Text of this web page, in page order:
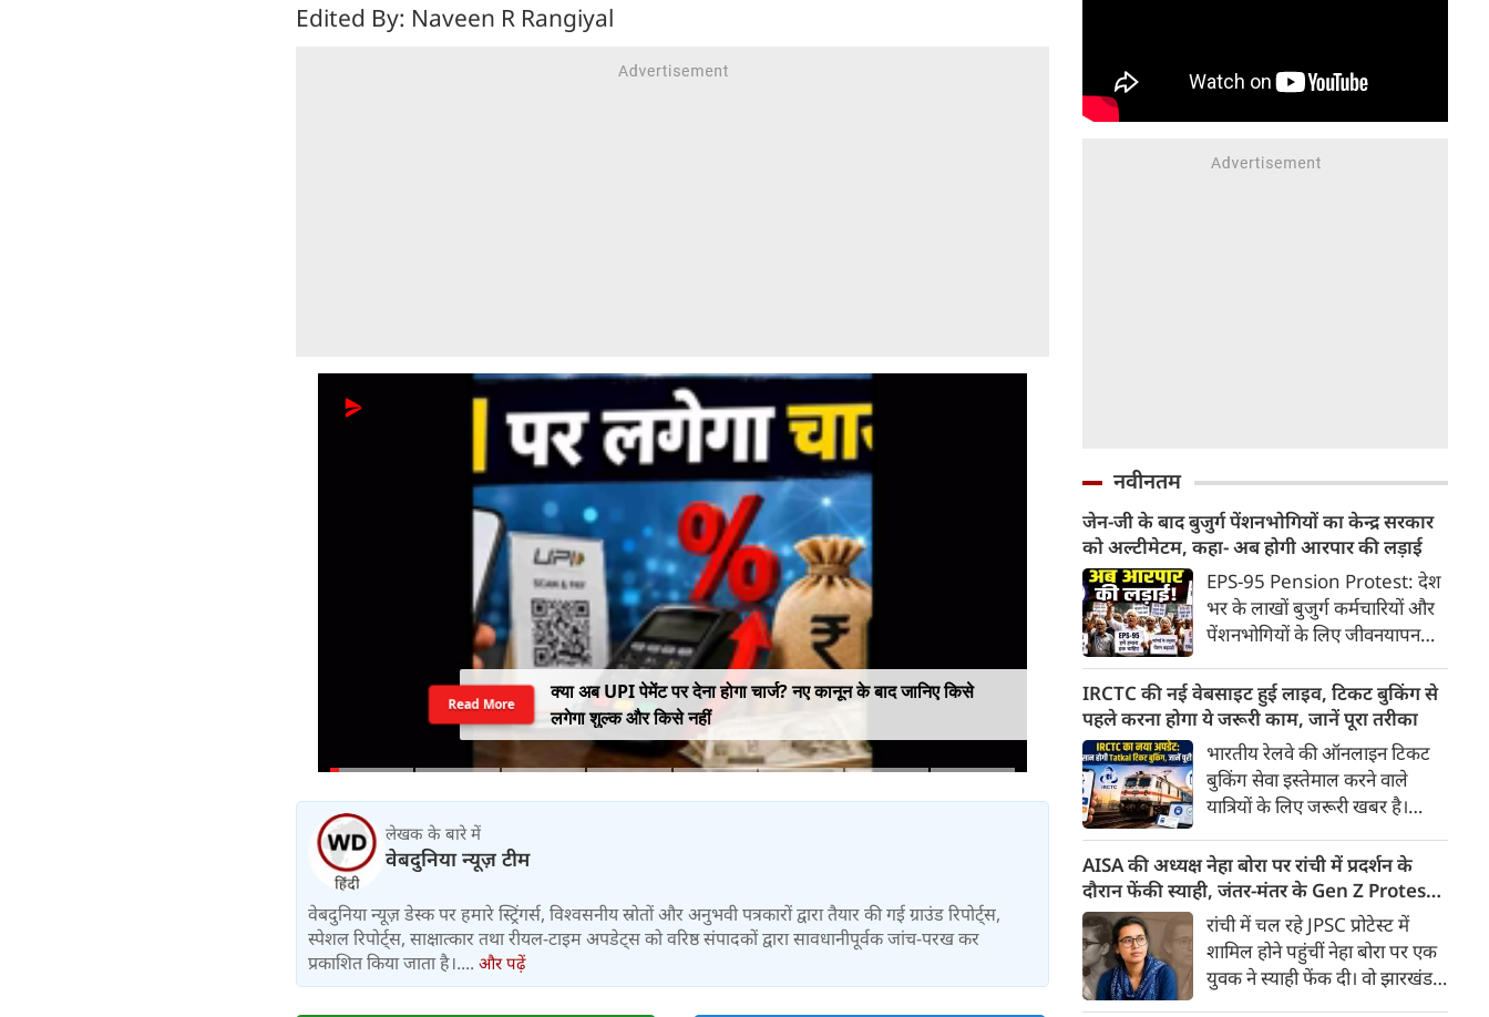
Edited By: Naveen R Rangiyal
क्या अब UPI पेमेंट पर देना होगा चार्ज? नए कानून के बाद जानिए किसे
लगेगा शुल्क और किसे नहीं
Read More
लेखक के बारे में
वेबदुनिया न्यूज़ टीम
वेबदुनिया न्यूज़ डेस्क पर हमारे स्ट्रिंगर्स, विश्वसनीय स्रोतों और अनुभवी पत्रकारों द्वारा तैयार की गई ग्राउंड रिपोर्ट्स,
स्पेशल रिपोर्ट्स, साक्षात्कार तथा रीयल-टाइम अपडेट्स को वरिष्ठ संपादकों द्वारा सावधानीपूर्वक जांच-परख कर
प्रकाशित किया जाता है।.... और पढ़ें
नवीनतम
जेन-जी के बाद बुजुर्ग पेंशनभोगियों का केन्द्र सरकार
को अल्टीमेटम, कहा- अब होगी आरपार की लड़ाई
EPS-95 Pension Protest: देश
भर के लाखों बुजुर्ग कर्मचारियों और
पेंशनभोगियों के लिए जीवनयापन
है। एम्प्लॉइज पेंशन स्कीम (EPS-95)
के तहत मिलने वाली बेहद कम पेंशन
से नाराज देश के सेवानिवृत्त कर्मचारी
अब आर-पार की लड़ाई के मूड में हैं।
IRCTC की नई वेबसाइट हुई लाइव, टिकट बुकिंग से
पहले करना होगा ये जरूरी काम, जानें पूरा तरीका
भारतीय रेलवे की ऑनलाइन टिकट
बुकिंग सेवा इस्तेमाल करने वाले
यात्रियों के लिए जरूरी खबर है।
वेबसाइट का बीटा वर्जन लॉन्च कर
दिया है। करीब 24 साल पुराने
इंटरफेस के बाद वेबसाइट को नए
डिजाइन और कई नए फीचर्स के साथ
अपडेट किया गया है।
AISA की अध्यक्ष नेहा बोरा पर रांची में प्रदर्शन के
दौरान फेंकी स्याही, जंतर-मंतर के Gen Z Protest
से आई थी चर्चा में रांची में चल रहे JPSC प्रोटेस्ट में
शामिल होने पहुंचीं नेहा बोरा पर एक
युवक ने स्याही फेंक दी। वो झारखंड में